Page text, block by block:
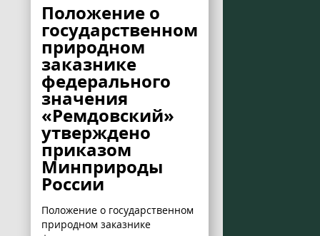
Положение о
государственном
природном
заказнике
федерального
значения
«Ремдовский»
утверждено
приказом
Минприроды
России
Положение о государственном
природном заказнике